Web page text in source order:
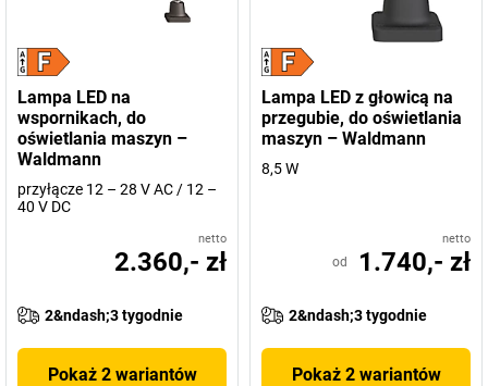
Lampa LED na
wspornikach, do
oświetlania maszyn –
Waldmann
przyłącze 12 – 28 V AC / 12 –
40 V DC
netto
2.360,- zł
2&ndash;3 tygodnie
Pokaż 2 wariantów
Lampa LED z głowicą na
przegubie, do oświetlania
maszyn – Waldmann
8,5 W
netto
od 1.740,- zł
2&ndash;3 tygodnie
Pokaż 2 wariantów